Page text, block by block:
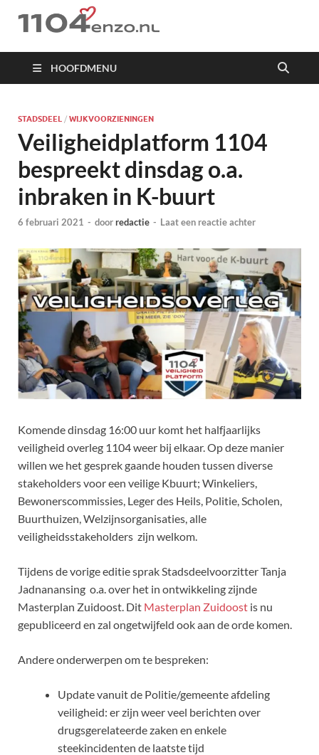
1104 en zo
HOOFDMENU
STADSDEEL / WIJKVOORZIENINGEN
Veiligheidplatform 1104
bespreekt dinsdag o.a.
inbraken in K-buurt
6 februari 2021 - doorredactie - Laat een reactie achter
Komende dinsdag 16:00 uur komt het halfjaarlijks
veiligheid overleg 1104 weer bij elkaar. Op deze manier
willen we het gesprek gaande houden tussen diverse
stakeholders voor een veilige Kbuurt; Winkeliers,
Bewonerscommissies, Leger des Heils, Politie, Scholen,
Buurthuizen, Welzijnsorganisaties, alle
veiligheidsstakeholders zijn welkom.
Tijdens de vorige editie sprak Stadsdeelvoorzitter Tanja
Jadnanansing o.a. over het in ontwikkeling zijnde
Masterplan Zuidoost. Dit Masterplan Zuidoost is nu
gepubliceerd en zal ongetwijfeld ook aan de orde komen.
Andere onderwerpen om te bespreken:
Update vanuit de Politie/gemeente afdeling
veiligheid: er zijn weer veel berichten over
drugsgerelateerde zaken en enkele
steekincidenten de laatste tijd